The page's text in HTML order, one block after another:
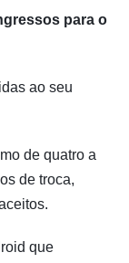
para o
ao seu
de quatro a
de troca,
que